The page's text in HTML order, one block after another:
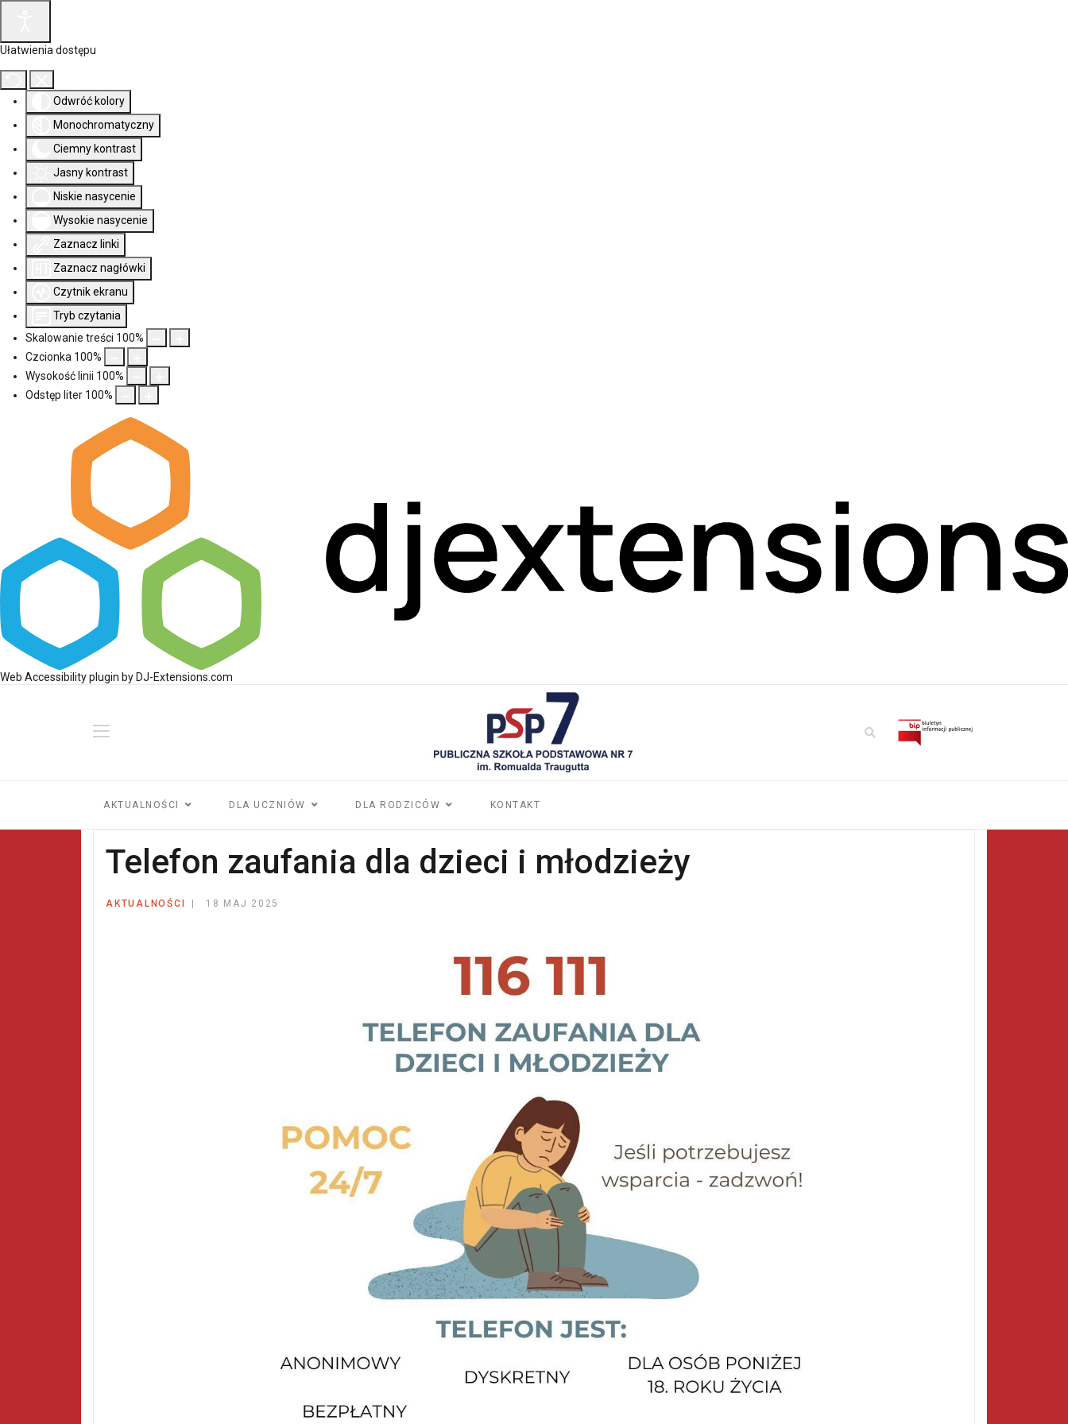
Ułatwienia dostępu
Odwróć kolory
Monochromatyczny
Ciemny kontrast
Jasny kontrast
Niskie nasycenie
Wysokie nasycenie
Zaznacz linki
Zaznacz nagłówki
Czytnik ekranu
Tryb czytania
Skalowanie treści 100%
Czcionka 100%
Wysokość linii 100%
Odstęp liter 100%
Web Accessibility plugin by DJ-Extensions.com
AKTUALNOŚCI DLA UCZNIÓW DLA RODZICÓW KONTAKT
Telefon zaufania dla dzieci i młodzieży
AKTUALNOŚCI 18 MAJ 2025